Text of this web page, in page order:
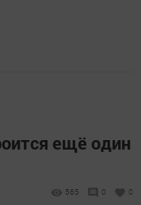
ещё один
565 0 0